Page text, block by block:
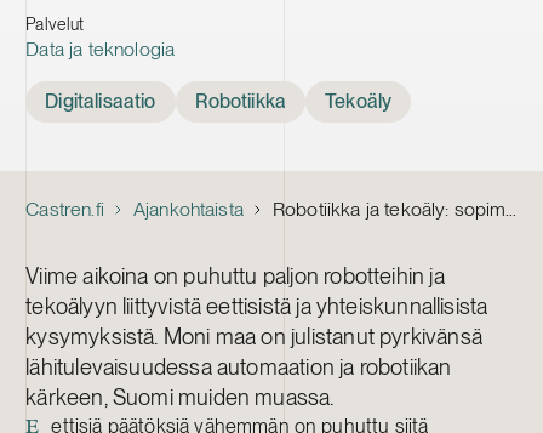
Palvelut
Data ja teknologia
Digitalisaatio Robotiikka Tekoäly
Castren.fi Ajankohtaista Robotiikka ja tekoäly: sopimus on ostajan paras turva
Viime aikoina on puhuttu paljon robotteihin ja
tekoälyyn liittyvistä eettisistä ja yhteiskunnallisista
kysymyksistä. Moni maa on julistanut pyrkivänsä
lähitulevaisuudessa automaation ja robotiikan
kärkeen, Suomi muiden muassa.
E
ettisiä päätöksiä vähemmän on puhuttu siitä